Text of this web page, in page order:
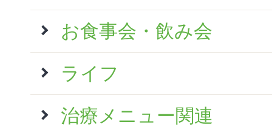
お食事会・飲み会
ライフ
治療メニュー関連